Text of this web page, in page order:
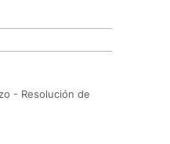
- Resolución de